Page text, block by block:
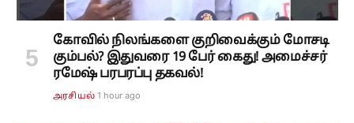
கோவில் நிலங்களை குறிவைக்கும் மோசடி
கும்பல்? இதுவரை 19 பேர் கைது! அமைச்சர்
ரமேஷ் பரபரப்பு தகவல்!
அரசியல் 1 hour ago